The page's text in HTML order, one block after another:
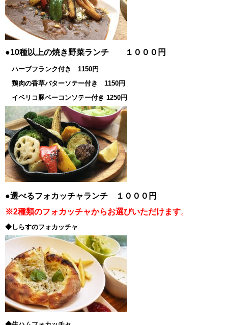
●10種以上の焼き野菜ランチ １０００円
ハーブフランク付き 1150円
鶏肉の香草バターソテー付き 1150円
イベリコ豚ベーコンソテー付き 1250円
●選べるフォカッチャランチ １０００円
※2種類のフォカッチャからお選びいただけます。
◆しらすのフォカッチャ